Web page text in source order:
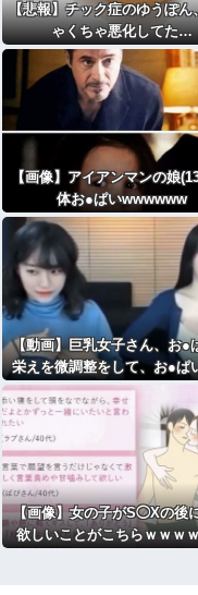
【悲報】チック症のゆうぽん
ゃくちゃ悪化してた…
【画像】アイアンマンの娘
体お●ぱいwwwwww
【動画】巨乳女子さん、お●
栄えを微調整をして、お●ぱ
上げる
【画像】女の子がS◯Xの後
欲しいことがこちらｗｗｗ